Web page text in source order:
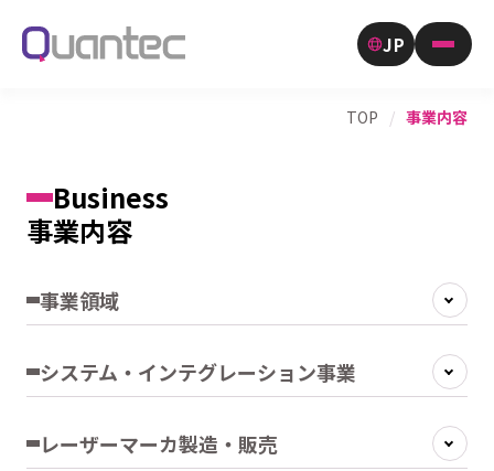
JP
TOP / 事業内容
Business
事業内容
事業領域
システム・インテグレーション事業
レーザーマーカ製造・販売